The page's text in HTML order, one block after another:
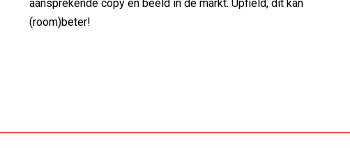
aansprekende copy en beeld in de markt. Upfield, dit kan
(room)beter!